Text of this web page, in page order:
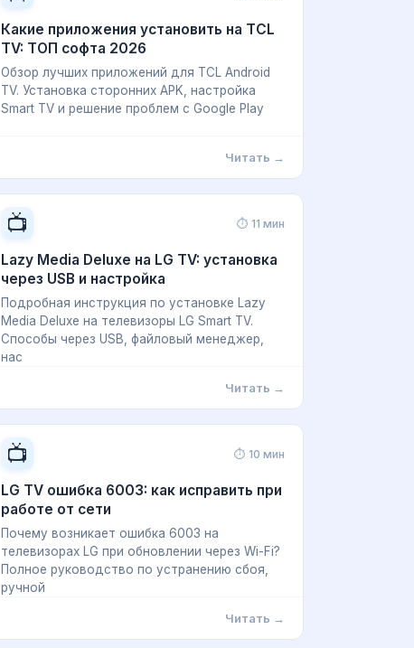
Какие приложения установить на TCL
TV: ТОП софта 2026
Обзор лучших приложений для TCL Android
TV. Установка сторонних APK, настройка
Smart TV и решение проблем с Google Play
Читать →
📺 ⏱ 11 мин
Lazy Media Deluxe на LG TV: установка
через USB и настройка
Подробная инструкция по установке Lazy
Media Deluxe на телевизоры LG Smart TV.
Способы через USB, файловый менеджер,
нас
Читать →
📺 ⏱ 10 мин
LG TV ошибка 6003: как исправить при
работе от сети
Почему возникает ошибка 6003 на
телевизорах LG при обновлении через Wi-Fi?
Полное руководство по устранению сбоя,
ручной
Читать →